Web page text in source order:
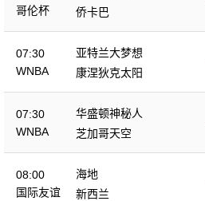
哥伦杯
侨卡巴
07:30
WNBA
亚特兰大梦想
康涅狄克太阳
07:30
WNBA
华盛顿神秘人
芝加哥天空
08:00
国际友谊
海地
新西兰